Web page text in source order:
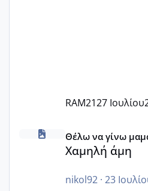
RAM2127 Ιουλίου
Χαμηλή άμη
Θέλω να γίνω
Χαμηλή άμη
nikol92· 23